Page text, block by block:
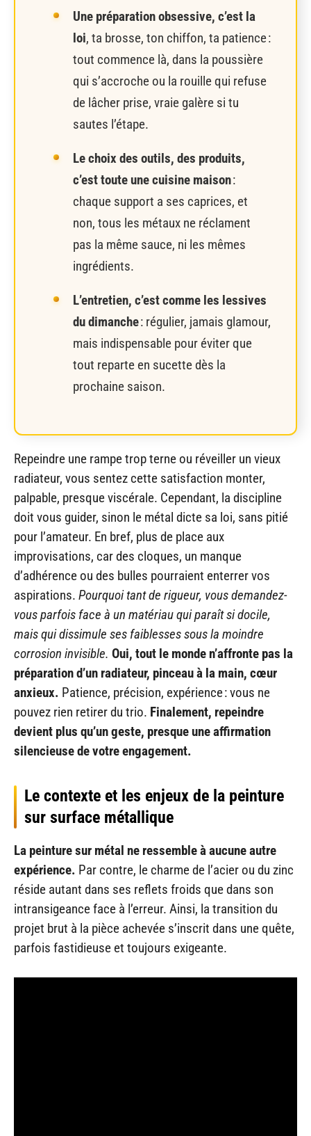
Une préparation obsessive, c’est la
loi, ta brosse, ton chiffon, ta patience :
tout commence là, dans la poussière
qui s’accroche ou la rouille qui refuse
de lâcher prise, vraie galère si tu
sautes l’étape.
Le choix des outils, des produits,
c’est toute une cuisine maison:
chaque support a ses caprices, et
non, tous les métaux ne réclament
pas la même sauce, ni les mêmes
ingrédients.
L’entretien, c’est comme les lessives
du dimanche: régulier, jamais glamour,
mais indispensable pour éviter que
tout reparte en sucette dès la
prochaine saison.
Repeindre une rampe trop terne ou réveiller un vieux
radiateur, vous sentez cette satisfaction monter,
palpable, presque viscérale. Cependant, la discipline
doit vous guider, sinon le métal dicte sa loi, sans pitié
pour l’amateur. En bref, plus de place aux
improvisations, car des cloques, un manque
d’adhérence ou des bulles pourraient enterrer vos
aspirations. Pourquoi tant de rigueur, vous demandez-
vous parfois face à un matériau qui paraît si docile,
mais qui dissimule ses faiblesses sous la moindre
corrosion invisible. Oui, tout le monde n’affronte pas la
préparation d’un radiateur, pinceau à la main, cœur
anxieux. Patience, précision, expérience : vous ne
pouvez rien retirer du trio. Finalement, repeindre
devient plus qu’un geste, presque une affirmation
silencieuse de votre engagement.
Le contexte et les enjeux de la peinture
sur surface métallique
La peinture sur métal ne ressemble à aucune autre
expérience. Par contre, le charme de l’acier ou du zinc
réside autant dans ses reflets froids que dans son
intransigeance face à l’erreur. Ainsi, la transition du
projet brut à la pièce achevée s’inscrit dans une quête,
parfois fastidieuse et toujours exigeante.